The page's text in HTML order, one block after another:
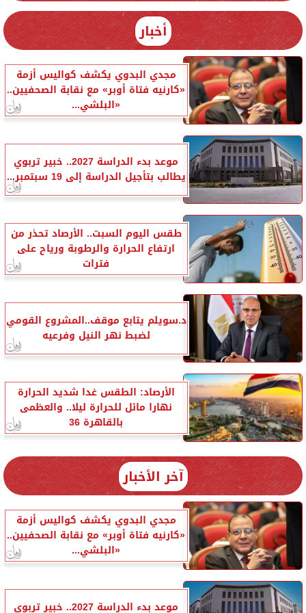
أخبار
مجدي البدوي يكشف كواليس أزمة
«كارنيه فتاة أوبر» مع نقابة الصحفيين..
«البلشي...
موعد بدء الدراسة 2027.. خبير تربوي
يطالب بتأجيل الدراسة إلى 19 سبتمبر...
طقس اليوم السبت.. الأرصاد تحذر من
ارتفاع الحرارة والرطوبة ورياح على
فترات
د.سويلم يتابع موقف..المشروع القومي
لضبط نهر النيل وفرعيه
الأرصاد: الطقس غدا شديد الحرارة
نهارا مائل للحرارة ليلا.. والعظمى
بالقاهرة 36
آخر الأخبار
مجدي البدوي يكشف كواليس أزمة
«كارنيه فتاة أوبر» مع نقابة الصحفيين..
«البلشي...
موعد بدء الدراسة 2027.. خبير تربوي